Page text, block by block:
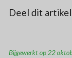
Deel dit
Bijgewerkt op 22